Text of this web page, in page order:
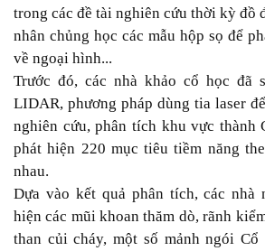
trong các đề tài nghiên cứu thời kỳ đồ
nhân chủng học các mẫu hộp sọ để
về ngoại hình...
Trước đó, các nhà khảo cổ học đã
LIDAR, phương pháp dùng tia laser
nghiên cứu, phân tích khu vực thành
phát hiện 220 mục tiêu tiềm năng
nhau.
Dựa vào kết quả phân tích, các nhà
hiện các mũi khoan thăm dò, rãnh
than củi cháy, một số mảnh ngói Cổ